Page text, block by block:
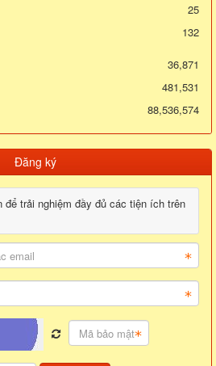
25
132
36,871
481,531
88,536,574
Đăng ký
để trải nghiệm đầy đủ các tiện ích trên